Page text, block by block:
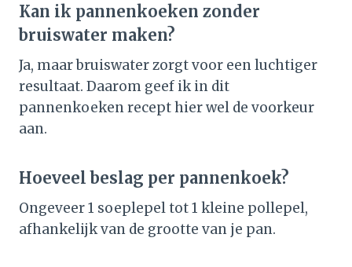
Kan ik pannenkoeken zonder
bruiswater maken?
Ja, maar bruiswater zorgt voor een luchtiger
resultaat. Daarom geef ik in dit
pannenkoeken recept hier wel de voorkeur
aan.
Hoeveel beslag per pannenkoek?
Ongeveer 1 soeplepel tot 1 kleine pollepel,
afhankelijk van de grootte van je pan.